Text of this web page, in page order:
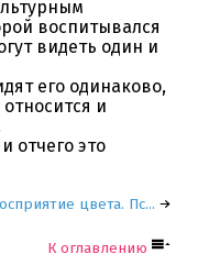
воспитывался
видеть один и
его одинаково,
и
отчего это
цвета. Пс...
К оглавлению